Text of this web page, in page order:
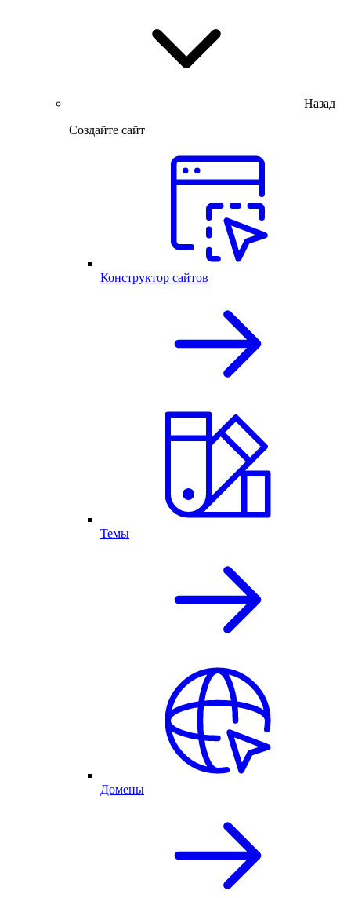
Назад
Создайте сайт
Конструктор сайтов
Темы
Домены